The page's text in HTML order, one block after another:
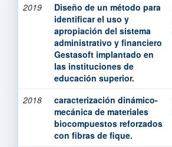
2019
Diseño de un método para
identificar el uso y
apropiación del sistema
administrativo y financiero
Gestasoft implantado en
las instituciones de
educación superior.
2018
caracterización dinámico-
mecánica de materiales
biocompuestos reforzados
con fibras de fique.